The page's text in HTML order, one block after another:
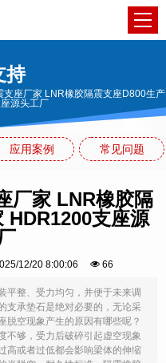
持
支座厂家 LNR橡胶隔震支座D800生产
源头工厂
应用案例 常见问题
厂家 LNR橡胶隔
HDR1200支座源
12/20 8:00:06 66
平整、受力均匀，并便于未来调
支承垫石是绝对必要的，无论采
脱空现象产生的原因有哪些呢？
不够，受力后破碎引起虚空现象
高或者过低都会影响梁体的伸缩